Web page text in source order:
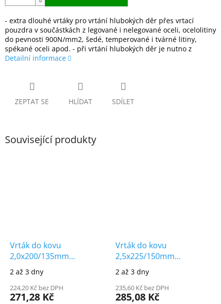
- extra dlouhé vrtáky pro vrtání hlubokých děr přes vrtací
pouzdra v součástkách z legované i nelegované oceli, ocelolitiny
do pevnosti 900N/mm2, šedé, temperované i tvárné litiny,
spékané oceli apod. - při vrtání hlubokých děr je nutno z
Detailní informace
ZEPTAT SE HLÍDAT SDÍLET
Související produkty
Vrták do kovu
2,0x200/135mm
vybrušovaný extra
dlouhý HSS-G DIN1869/3
2 až 3 dny
224,20 Kč bez DPH
271,28 Kč
Vrták do kovu
2,5x225/150mm
vybrušovaný extra
dlouhý HSS-G DIN1869/3
2 až 3 dny
235,60 Kč bez DPH
285,08 Kč